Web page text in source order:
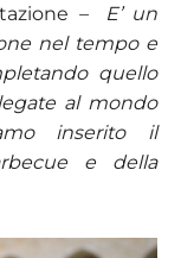
– E’ un
nel tempo e
quello
al mondo
inserito il
e della